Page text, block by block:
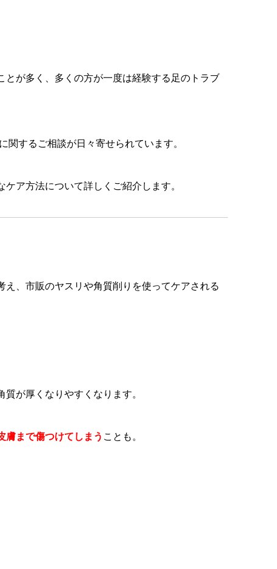
が多く、多くの方が一度は経験する足のトラブ
するご相談が日々寄せられています。
ア方法について詳しくご紹介します。
、市販のヤスリや角質削りを使ってケアされる
が厚くなりやすくなります。
膚まで傷つけてしまう ことも。